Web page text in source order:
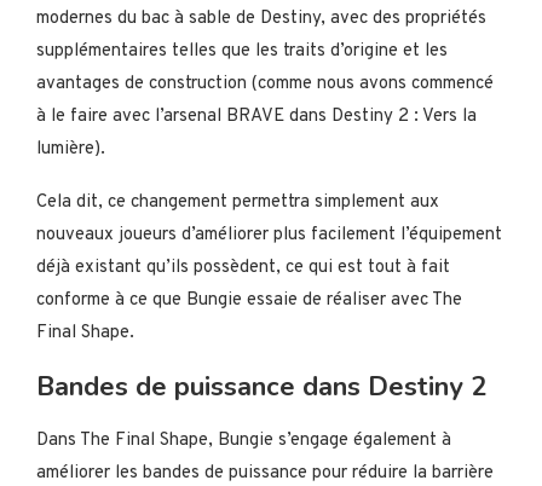
modernes du bac à sable de Destiny, avec des propriétés
supplémentaires telles que les traits d’origine et les
avantages de construction (comme nous avons commencé
à le faire avec l’arsenal BRAVE dans Destiny 2 : Vers la
lumière).
Cela dit, ce changement permettra simplement aux
nouveaux joueurs d’améliorer plus facilement l’équipement
déjà existant qu’ils possèdent, ce qui est tout à fait
conforme à ce que Bungie essaie de réaliser avec The
Final Shape.
Bandes de puissance dans Destiny 2
Dans The Final Shape, Bungie s’engage également à
améliorer les bandes de puissance pour réduire la barrière